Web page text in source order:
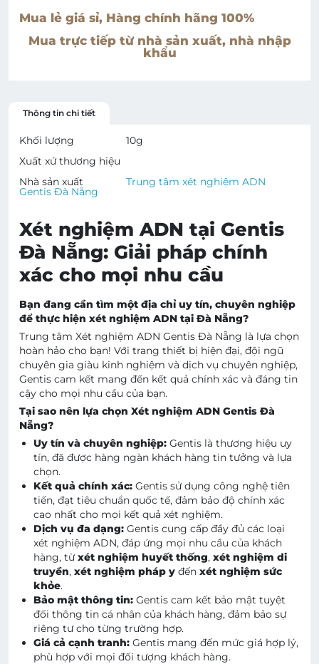
Mua lẻ giá sỉ, Hàng chính hãng 100%
Mua trực tiếp từ nhà sản xuất, nhà nhập
khẩu
Thông tin chi tiết
Khối lượng 10g
Xuất xứ thương hiệu
Nhà sản xuất
Trung tâm xét nghiệm ADN
Gentis Đà Nẵng
Xét nghiệm ADN tại Gentis
Đà Nẵng: Giải pháp chính
xác cho mọi nhu cầu
Bạn đang cần tìm một địa chỉ uy tín, chuyên nghiệp
để thực hiện xét nghiệm ADN tại Đà Nẵng?
Trung tâm Xét nghiệm ADN Gentis Đà Nẵng là lựa chọn
hoàn hảo cho bạn! Với trang thiết bị hiện đại, đội ngũ
chuyên gia giàu kinh nghiệm và dịch vụ chuyên nghiệp,
Gentis cam kết mang đến kết quả chính xác và đáng tin
cậy cho mọi nhu cầu của bạn.
Tại sao nên lựa chọn Xét nghiệm ADN Gentis Đà
Nẵng?
Uy tín và chuyên nghiệp: Gentis là thương hiệu uy
tín, đã được hàng ngàn khách hàng tin tưởng và lựa
chọn.
Kết quả chính xác: Gentis sử dụng công nghệ tiên
tiến, đạt tiêu chuẩn quốc tế, đảm bảo độ chính xác
cao nhất cho mọi kết quả xét nghiệm.
Dịch vụ đa dạng: Gentis cung cấp đầy đủ các loại
xét nghiệm ADN, đáp ứng mọi nhu cầu của khách
hàng, từ xét nghiệm huyết thống, xét nghiệm di
truyền, xét nghiệm pháp y đến xét nghiệm sức
khỏe.
Bảo mật thông tin: Gentis cam kết bảo mật tuyệt
đối thông tin cá nhân của khách hàng, đảm bảo sự
riêng tư cho từng trường hợp.
Giá cả cạnh tranh: Gentis mang đến mức giá hợp lý,
phù hợp với mọi đối tượng khách hàng.